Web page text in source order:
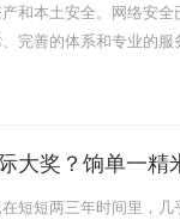
和本土安全。网络安
完善的体系和专业的
大奖？饷单一精
短短两三年时间里，